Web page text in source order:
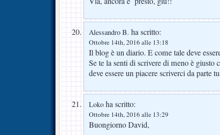
Alessandro B. ha scritto:
Ottobre 14th, 2016 alle 13:18
Il blog è un diario. E come tale deve
Se te la senti di scrivere di meno è giusto
deve essere un piacere scriverci da parte
Loko ha scritto:
Ottobre 14th, 2016 alle 13:29
Buongiorno David,